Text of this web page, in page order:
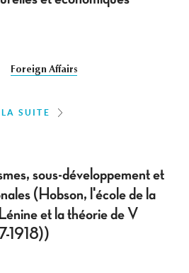
Foreign Affairs
LA SUITE
sous-développement et
(Hobson, l'école de la
et la théorie de V
1918))